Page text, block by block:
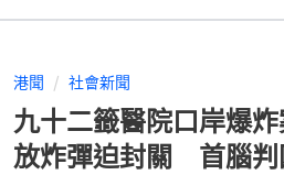
港聞 社會新聞
九十二籤醫院口岸爆炸
放炸彈迫封關 首腦判